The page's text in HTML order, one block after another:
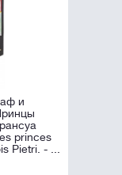
- ...